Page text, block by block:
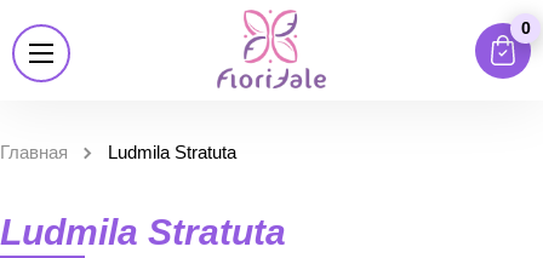
0
Главная Ludmila Stratuta
Ludmila Stratuta